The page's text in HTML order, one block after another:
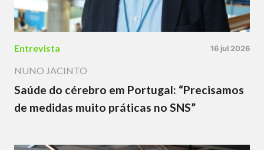
Entrevista 16 jul 2026
NUNO JACINTO
Saúde do cérebro em Portugal: “Precisamos
de medidas muito práticas no SNS”